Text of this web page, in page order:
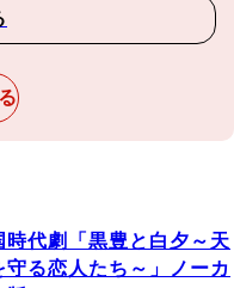
時代劇「黒豊と白夕～天
守る恋人たち～」ノーカ